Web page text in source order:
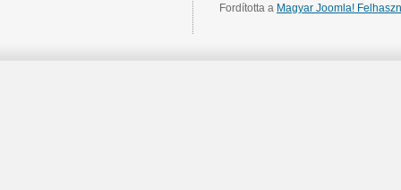
Fordította a Magyar Joomla!